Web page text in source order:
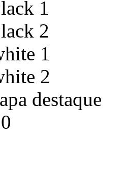
1
2
1
2
destaque